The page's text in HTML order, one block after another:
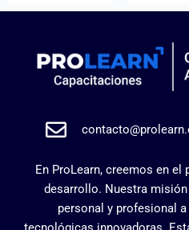
En ProLearn, creemos en el
desarrollo. Nuestra
personal y profesional